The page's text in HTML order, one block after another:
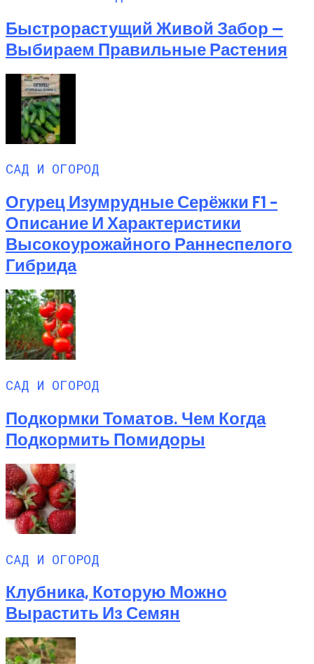
Быстрорастущий Живой Забор —
Выбираем Правильные Растения
САД И ОГОРОД
Огурец Изумрудные Серёжки F1 –
Описание И Характеристики
Высокоурожайного Раннеспелого
Гибрида
САД И ОГОРОД
Подкормки Томатов. Чем Когда
Подкормить Помидоры
САД И ОГОРОД
Клубника, Которую Можно
Вырастить Из Семян